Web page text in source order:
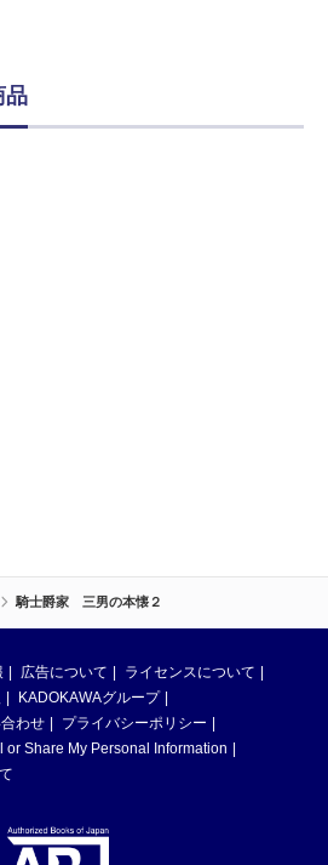
騎士爵家 三男の本懐２
品
広告について
ライセンスについて
KADOKAWAグループ
わせ
プライバシーポリシー
or Share My Personal Information